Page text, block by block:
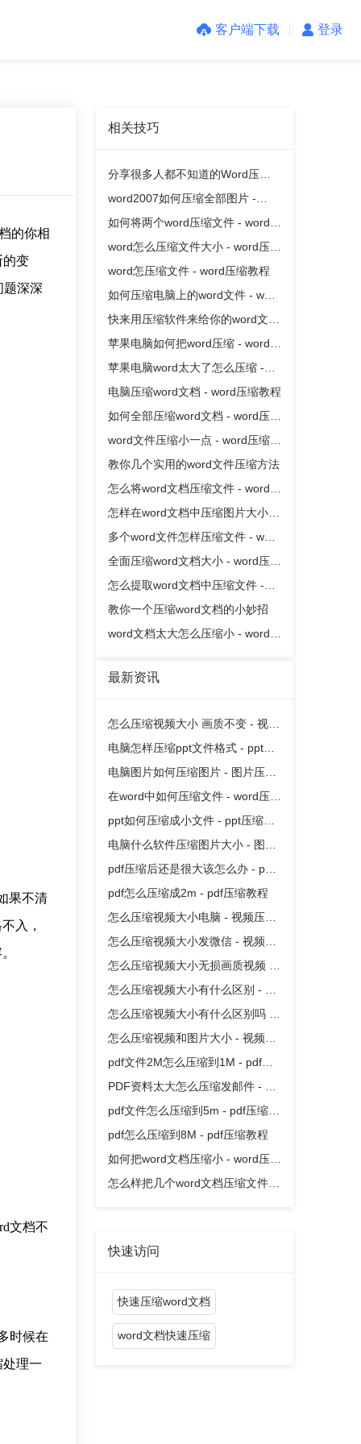
客户端下载 登录
的你相
的变
题深深
果不清
入，
文档不
时候在
理一
相关技巧
分享很多人都不知道的Word压缩
方法 - word压缩教程
word2007如何压缩全部图片 -
word压缩教程
如何将两个word压缩文件 - word压
缩教程
word怎么压缩文件大小 - word压缩
教程
word怎压缩文件 - word压缩教程
如何压缩电脑上的word文件 - word
压缩教程
快来用压缩软件来给你的word文档
减减肥吧
苹果电脑如何把word压缩 - word压
缩教程
苹果电脑word太大了怎么压缩 -
word压缩教程
电脑压缩word文档 - word压缩教程
如何全部压缩word文档 - word压缩
教程
word文件压缩小一点 - word压缩教
程
教你几个实用的word文件压缩方法
怎么将word文档压缩文件 - word压
缩教程
怎样在word文档中压缩图片大小 -
word压缩教程
多个word文件怎样压缩文件 - word
压缩教程
全面压缩word文档大小 - word压缩
教程
怎么提取word文档中压缩文件 -
word压缩教程
教你一个压缩word文档的小妙招
word文档太大怎么压缩小 - word压
最新资讯
怎么压缩视频大小 画质不变 - 视频
压缩教程
电脑怎样压缩ppt文件格式 - ppt压
缩教程
电脑图片如何压缩图片 - 图片压缩
教程
在word中如何压缩文件 - word压缩
教程
ppt如何压缩成小文件 - ppt压缩教
程
电脑什么软件压缩图片大小 - 图片
压缩教程
pdf压缩后还是很大该怎么办 - pdf
压缩教程
pdf怎么压缩成2m - pdf压缩教程
怎么压缩视频大小电脑 - 视频压缩
教程
怎么压缩视频大小发微信 - 视频压
缩教程
怎么压缩视频大小无损画质视频 -
视频压缩教程
怎么压缩视频大小有什么区别 - 视
频压缩教程
怎么压缩视频大小有什么区别吗 -
视频压缩教程
怎么压缩视频和图片大小 - 视频压
缩教程
pdf文件2M怎么压缩到1M - pdf压
缩教程
PDF资料太大怎么压缩发邮件 - pdf
压缩教程
pdf文件怎么压缩到5m - pdf压缩教
程
pdf怎么压缩到8M - pdf压缩教程
如何把word文档压缩小 - word压缩
教程
怎么样把几个word文档压缩文件 -
快速访问
快速压缩word文档
word文档快速压缩